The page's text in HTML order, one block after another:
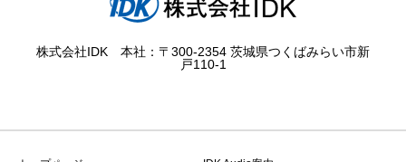
株式会社IDK 本社：〒300-2354 茨城県つくばみらい市新
戸110-1